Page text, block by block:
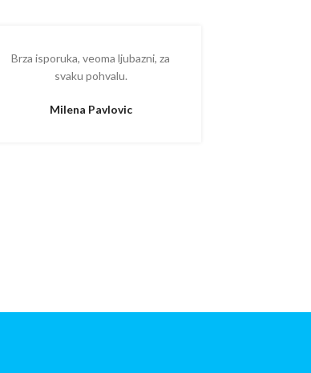
Brza isporuka, veoma ljubazni, za
svaku pohvalu.
Milena Pavlovic